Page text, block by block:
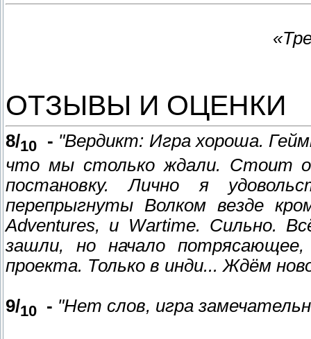
ОТЗЫВЫ И ОЦЕНКИ
8/10 - "Вердикт: Игра хороша.
что мы столько ждали. Стоит
постановку. Лично я
перепрыгнуты Волком везде
Adventures, и Wartime. Сильно.
зашли, но начало
проекта. Только в инди... Ждём
9/10 - "Нет слов, игра